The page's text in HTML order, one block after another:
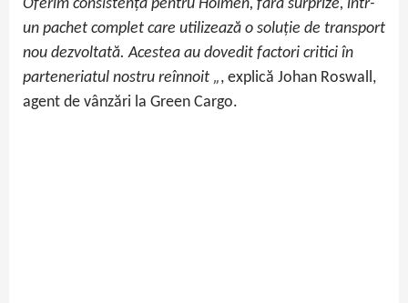
Oferim consistență pentru Holmen, fără surprize, într-
un pachet complet care utilizează o soluție de transport
nou dezvoltată. Acestea au dovedit factori critici în
parteneriatul nostru reînnoit „, explică Johan Roswall,
agent de vânzări la Green Cargo.